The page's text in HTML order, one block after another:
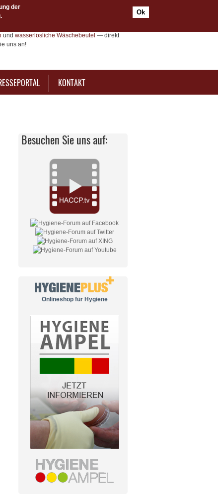
der
Ok
KONTAKT
Zertifizierungen und
und wasserlösliche Wäschebeutel — direkt
uns an!
Besuchen Sie uns auf:
Onlineshop für Hygiene